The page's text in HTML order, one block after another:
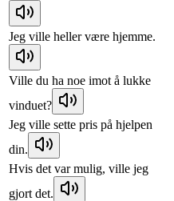
Jeg ville heller være hjemme.
Ville du ha noe imot å lukke
vinduet?
Jeg ville sette pris på hjelpen
din.
Hvis det var mulig, ville jeg
gjort det.